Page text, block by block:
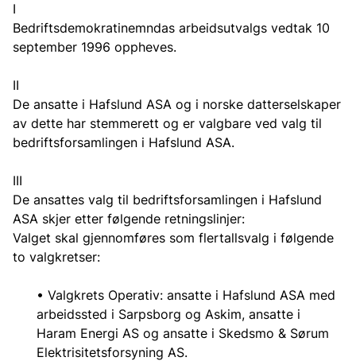
I
Bedriftsdemokratinemndas arbeidsutvalgs vedtak 10
september 1996 oppheves.
II
De ansatte i Hafslund ASA og i norske datterselskaper
av dette har stemmerett og er valgbare ved valg til
bedriftsforsamlingen i Hafslund ASA.
III
De ansattes valg til bedriftsforsamlingen i Hafslund
ASA skjer etter følgende retningslinjer:
Valget skal gjennomføres som flertallsvalg i følgende
to valgkretser:
• Valgkrets Operativ: ansatte i Hafslund ASA med
arbeidssted i Sarpsborg og Askim, ansatte i
Haram Energi AS og ansatte i Skedsmo & Sørum
Elektrisitetsforsyning AS.